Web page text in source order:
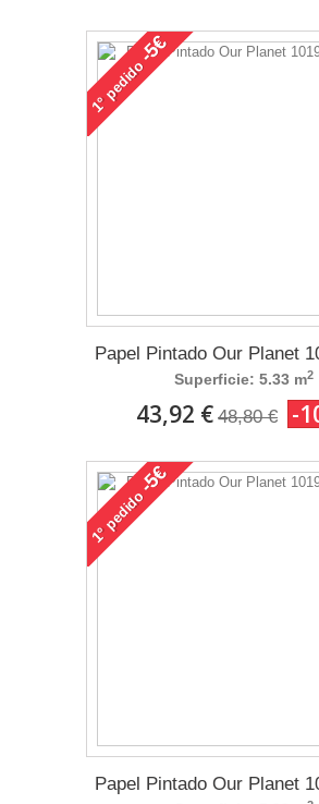
1°
pedido
-5€
Papel Pintado Our Planet
Superficie: 5.33 m2
43,92 € 48,80 € -
1°
pedido
-5€
Papel Pintado Our Planet